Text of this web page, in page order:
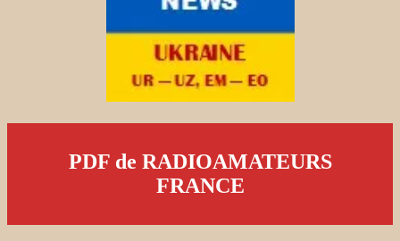
PDF de RADIOAMATEURS
FRANCE